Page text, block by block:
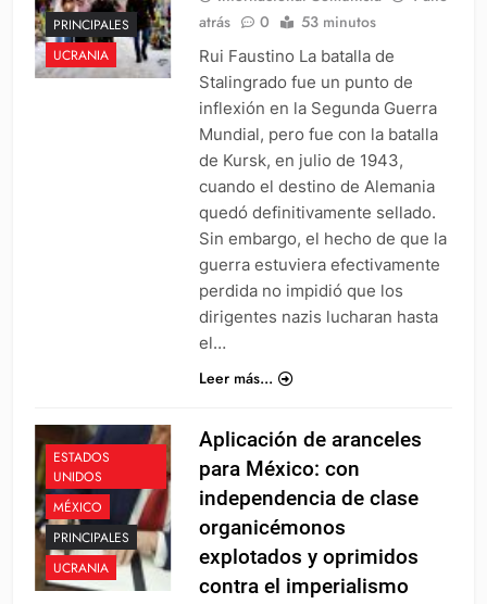
PRINCIPALES
UCRANIA
atrás
0 53 minutos
Rui Faustino La batalla de
Stalingrado fue un punto de
inflexión en la Segunda Guerra
Mundial, pero fue con la batalla
de Kursk, en julio de 1943,
cuando el destino de Alemania
quedó definitivamente sellado.
Sin embargo, el hecho de que la
guerra estuviera efectivamente
perdida no impidió que los
dirigentes nazis lucharan hasta
el…
Leer más...
ESTADOS
UNIDOS
MÉXICO
PRINCIPALES
UCRANIA
Aplicación de aranceles
para México: con
independencia de clase
organicémonos
explotados y oprimidos
contra el imperialismo